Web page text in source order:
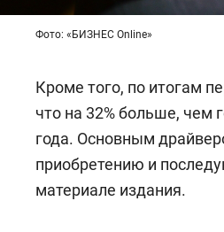
Фото: «БИЗНЕС Online»
Кроме того, по итогам
что на 32% больше, чем
года. Основным
приобретению и
материале издания.